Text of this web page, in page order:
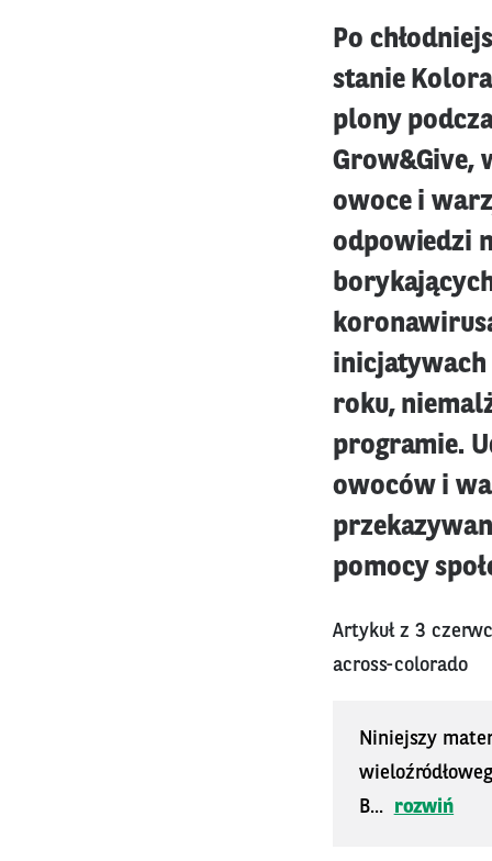
Po
stanie
plony
Grow&Give,
owoce i
odpowiedzi
inicjatywach
roku,
programie.
owoców i
pomocy
Artykuł z 3
across-colorado
Niniejszy
B...
rozwiń